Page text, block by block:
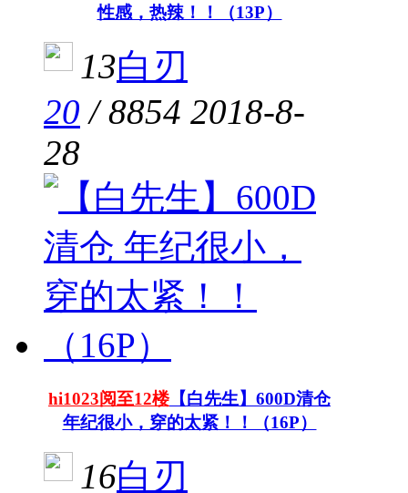
性感，热辣！！（13P）
13白刃
20 /8854 2018-8-
28
hi1023阅至12楼【白先生】600D清仓
年纪很小，穿的太紧！！（16P）
16白刃